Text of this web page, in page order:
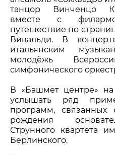
танцор Винченцо
вместе с
путешествие по
Вивальди. В
итальянским
молодёжь
симфонического
В «Башмет центре»
услышать ряд
программ, связанных
рождения
Струнного квартета
Берлинского.